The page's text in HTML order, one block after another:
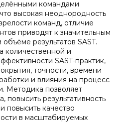
командами
высокая неоднородность
команд, отличие
приводят к значительным
результатов SAST.
количественной и
SAST-практик,
точности, времени
и влияния на процесс
Методика позволяет
повысить результативность
повысить качество
в масштабируемых